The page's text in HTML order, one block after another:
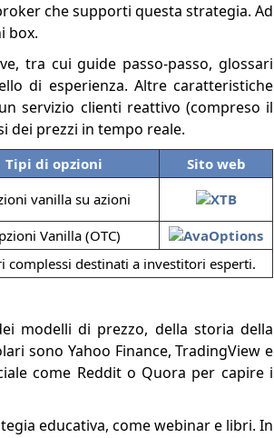
che supporti questa strategia. Ad
box.
tra cui guide passo-passo, glossari
di esperienza. Altre caratteristiche
servizio clienti reattivo (compreso il
dei prezzi in tempo reale.
Tipi di opzioni
Sito web
vanilla su azioni
Vanilla (OTC)
destinati a investitori esperti.
modelli di prezzo, della storia della
sono Yahoo Finance, TradingView e
come Reddit o Quora per capire i
educativa, come webinar e libri. In